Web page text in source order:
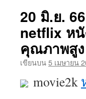
20 มิ.ย.
netflix ห
คุณภาพสูง
เขียนบน5 เมษายน
movie2k